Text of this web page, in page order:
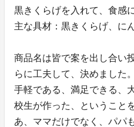
黒きくらげを入れて、食感
主な具材：黒きくらげ、に
商品名は皆で案を出し合い
らに工夫して、決めました。
手軽である、満足できる、
校生が作った、ということ
あ、ママだけでなく、パパ